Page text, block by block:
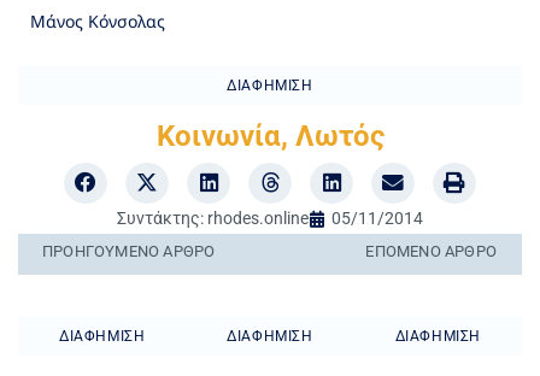
Μάνος Κόνσολας
ΔΙΑΦΉΜΙΣΗ
Κοινωνία, Λωτός
Συντάκτης: rhodes.online 05/11/2014
ΠΡΟΗΓΟΎΜΕΝO ΆΡΘΡΟ ΕΠΌΜΕΝΟ ΆΡΘΡΟ
ΔΙΑΦΉΜΙΣΗ ΔΙΑΦΉΜΙΣΗ ΔΙΑΦΉΜΙΣΗ